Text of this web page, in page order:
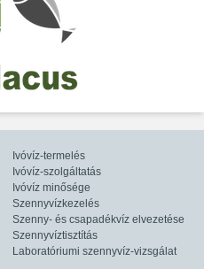
Ivóvíz-termelés
Ivóvíz-szolgáltatás
Ivóvíz minősége
Szennyvízkezelés
Szenny- és csapadékvíz elvezetése
Szennyvíztisztítás
Laboratóriumi szennyvíz-vizsgálat